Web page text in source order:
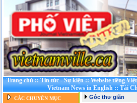
Trang chủ::Tin tức - Sự kiện::Website tiếng
Vietnam News in English::Tài
CÁC CHUYÊN MỤC Góc thư giãn